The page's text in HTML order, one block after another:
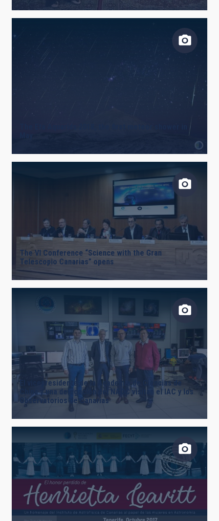
The VI Conference “Science with the Gran
Telescopio Canarias” opens
El vicepresidente de la Academia de Ciencias de
China y una delegación del NAOC visitan el IAC y los
Observatorios de Canarias